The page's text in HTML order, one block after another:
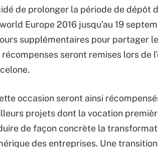
de prolonger la période de dépôt
Europe 2016 jusqu’au 19
supplémentaires pour partager
récompenses seront remises lors de
occasion seront ainsi
projets dont la vocation
de façon concrète la
des entreprises. Une transition